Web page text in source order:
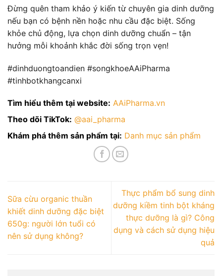
Đừng quên tham khảo ý kiến từ chuyên gia dinh dưỡng
nếu bạn có bệnh nền hoặc nhu cầu đặc biệt. Sống
khỏe chủ động, lựa chọn dinh dưỡng chuẩn – tận
hưởng mỗi khoảnh khắc đời sống trọn vẹn!
#dinhduongtoandien #songkhoeAAiPharma
#tinhbotkhangcanxi
Tìm hiểu thêm tại website: AAiPharma.vn
Theo dõi TikTok: @aai_pharma
Khám phá thêm sản phẩm tại: Danh mục sản phẩm
Sữa cừu organic thuần
khiết dinh dưỡng đặc biệt
650g: người lớn tuổi có
nên sử dụng không?
Thực phẩm bổ sung dinh
dưỡng kiềm tinh bột kháng
thực dưỡng là gì? Công
dụng và cách sử dụng hiệu
quả